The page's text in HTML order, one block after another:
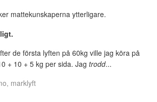
mattekunskaperna ytterligare.
de första lyften på 60kg ville jag köra på
+ 10 + 5 kg per sida. Jag trodd...
marklyft